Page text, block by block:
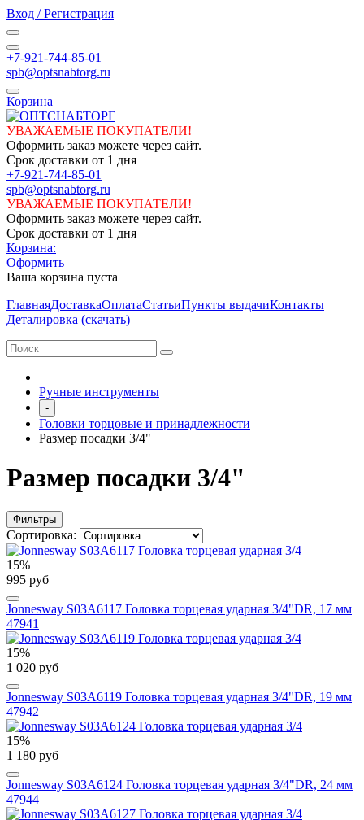
Вход / Регистрация
+7-921-744-85-01
spb@optsnabtorg.ru
Корзина
УВАЖАЕМЫЕ ПОКУПАТЕЛИ!
Оформить заказ можете через сайт.
Срок доставки от 1 дня
+7-921-744-85-01
spb@optsnabtorg.ru
УВАЖАЕМЫЕ ПОКУПАТЕЛИ!
Оформить заказ можете через сайт.
Срок доставки от 1 дня
Корзина:
Оформить
Ваша корзина пуста
ГлавнаяДоставкаОплатаСтатьиПункты выдачиКонтакты
Деталировка (скачать)
Ручные инструменты
-
Головки торцовые и принадлежности
Размер посадки 3/4"
Размер посадки 3/4"
Фильтры
Сортировка:
15%
995 руб
Jonnesway S03A6117 Головка торцевая ударная 3/4"DR, 17 мм
47941
15%
1 020 руб
Jonnesway S03A6119 Головка торцевая ударная 3/4"DR, 19 мм
47942
15%
1 180 руб
Jonnesway S03A6124 Головка торцевая ударная 3/4"DR, 24 мм
47944